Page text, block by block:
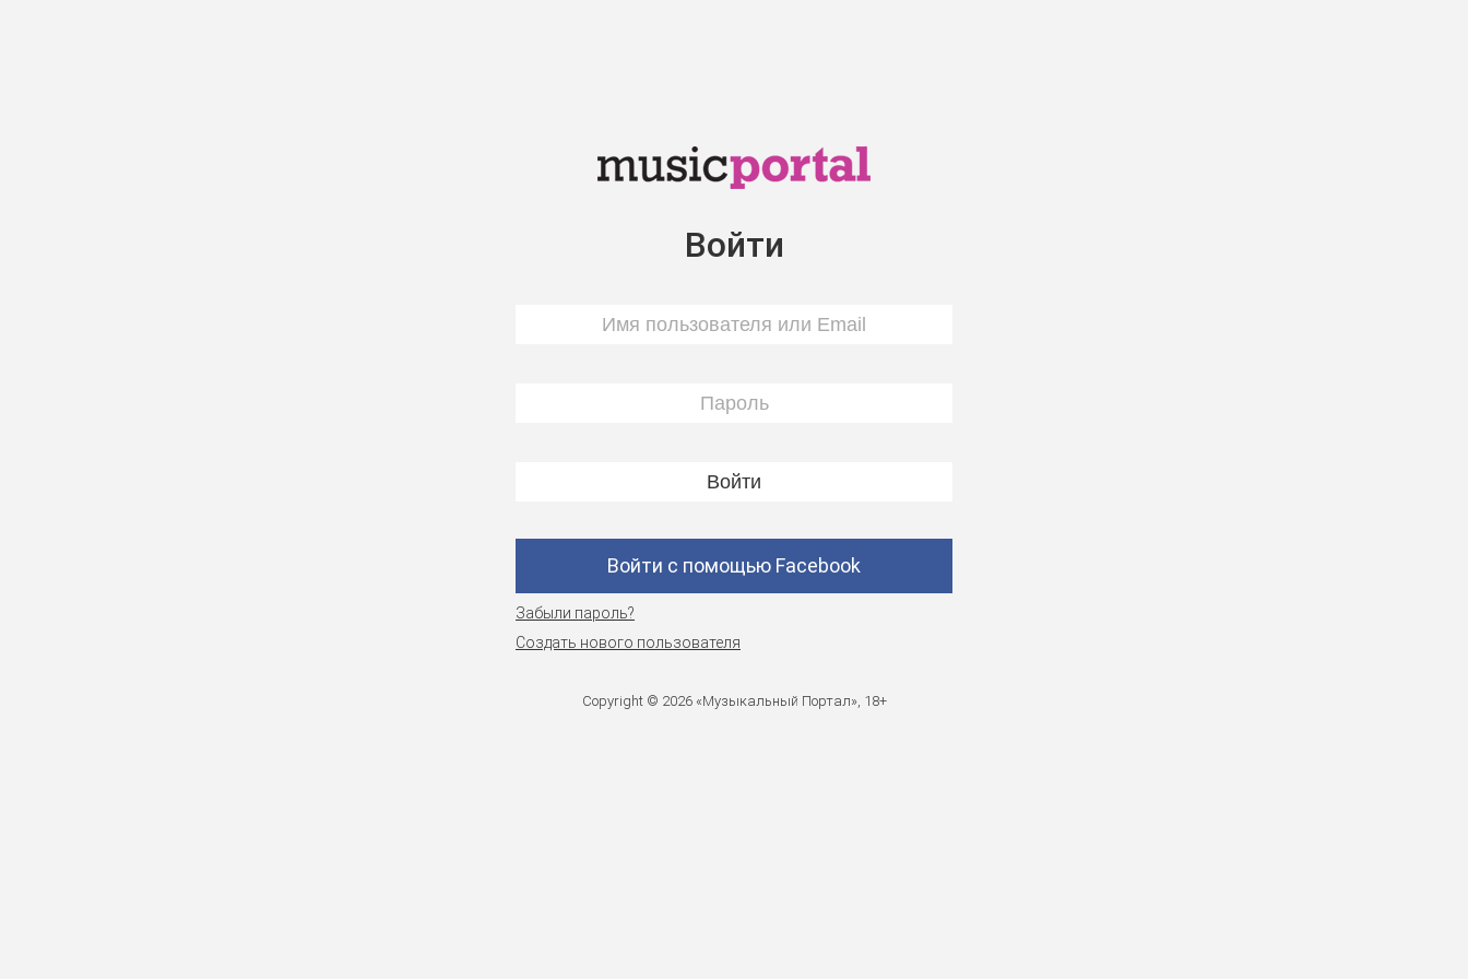
Войти
Войти с помощью Facebook
Забыли пароль?
Создать нового пользователя
Copyright © 2026 «Музыкальный Портал», 18+